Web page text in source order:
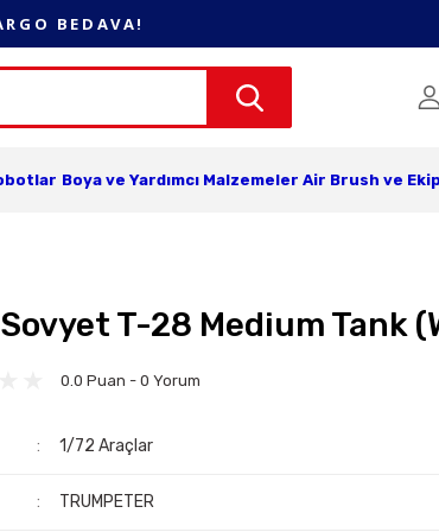
BEDAVA!
Boya ve Yardımcı Malzemeler Air Brush ve
T-28 Medium Tank
0.0 Puan - 0 Yorum
1/72 Araçlar
TRUMPETER